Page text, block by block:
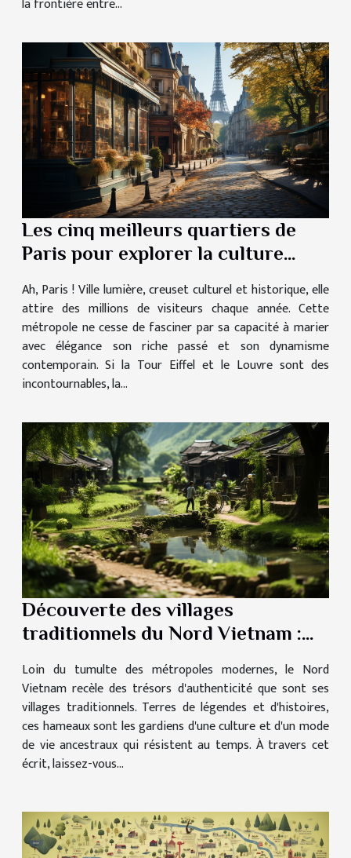
Les cinq meilleurs quartiers de
Paris pour explorer la culture
Ah, Paris ! Ville lumière, creuset culturel et historique, elle
attire des millions de visiteurs chaque année. Cette
métropole ne cesse de fasciner par sa capacité à marier
avec élégance son riche passé et son dynamisme
contemporain. Si la Tour Eiffel et le Louvre sont des
incontournables, la...
Découverte des villages
traditionnels du Nord Vietnam :
Loin du tumulte des métropoles modernes, le Nord
Vietnam recèle des trésors d'authenticité que sont ses
villages traditionnels. Terres de légendes et d'histoires,
ces hameaux sont les gardiens d'une culture et d'un mode
de vie ancestraux qui résistent au temps. À travers cet
écrit, laissez-vous...